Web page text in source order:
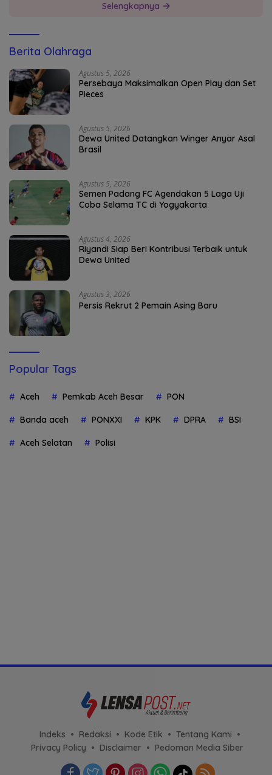
Selengkapnya
Berita Olahraga
Agustus 5, 2026
Persebaya Maksimalkan Open Play dan Set
Pieces
Agustus 5, 2026
Dewa United Datangkan Winger Anyar Asal
Brasil
Agustus 5, 2026
Semen Padang FC Agendakan 5 Laga Uji
Coba Selama TC di Yogyakarta
Agustus 4, 2026
Riyandi Siap Beri Kontribusi Terbaik untuk
Dewa United
Agustus 3, 2026
Persis Rekrut 2 Pemain Asing Baru
Popular Tags
Aceh Pemkab Aceh Besar PON
Banda aceh PONXXI KPK DPRA BSI
Aceh Selatan Polisi
Indeks Redaksi Kode Etik
Tentang Kami
Privacy Policy
Disclaimer Pedoman Media Siber